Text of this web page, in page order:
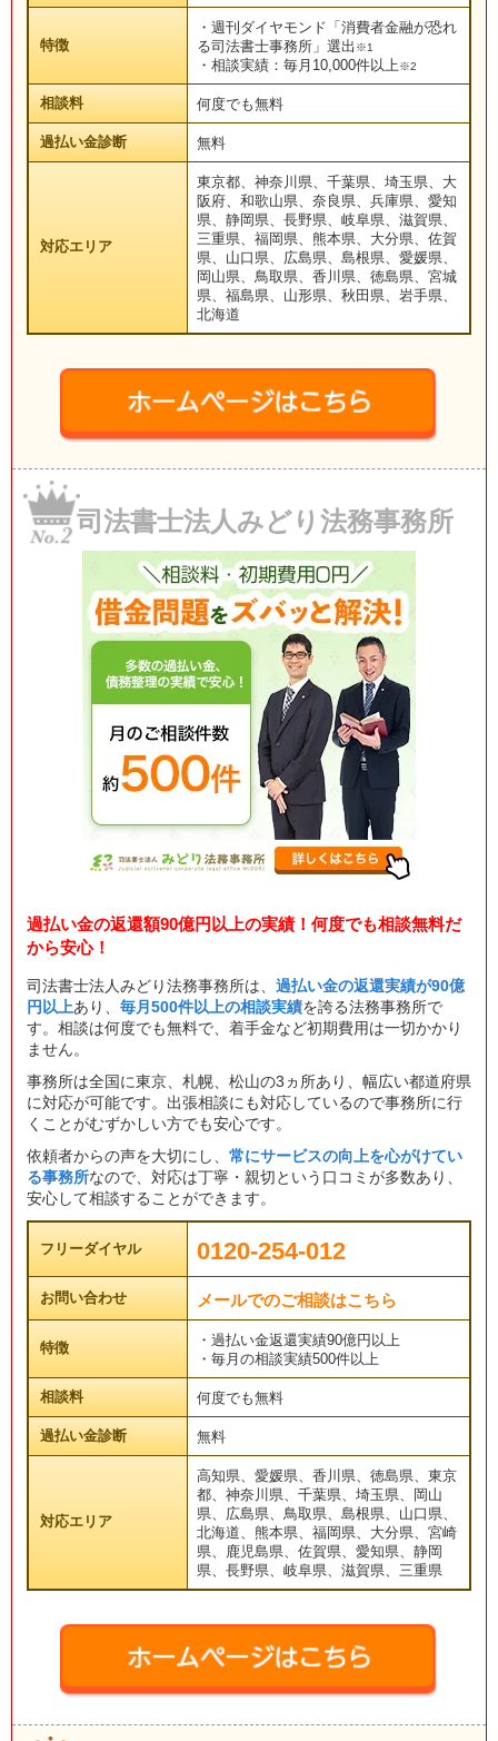
特徴
・週刊ダイヤモンド「消費者金融が恐れ
る司法書士事務所」選出 ※1
・相談実績：毎月10,000件以上※2
相談料 何度でも無料
過払い金診断 無料
対応エリア
東京都、神奈川県、千葉県、埼玉県、大
阪府、和歌山県、奈良県、兵庫県、愛知
県、静岡県、長野県、岐阜県、滋賀県、
三重県、福岡県、熊本県、大分県、佐賀
県、山口県、広島県、島根県、愛媛県、
岡山県、鳥取県、香川県、徳島県、宮城
県、福島県、山形県、秋田県、岩手県、
北海道
司法書士法人みどり法務事務所
過払い金の返還額90億円以上の実績！何度でも相談無料だ
から安心！
司法書士法人みどり法務事務所は、 過払い金の返還実績が90億
円以上あり、 毎月500件以上の相談実績を誇る法務事務所で
す。相談は何度でも無料で、着手金など初期費用は一切かかり
ません。
事務所は全国に東京、札幌、松山の3ヵ所あり、幅広い都道府県
に対応が可能です。出張相談にも対応しているので事務所に行
くことがむずかしい方でも安心です。
依頼者からの声を大切にし、 常にサービスの向上を心がけてい
る事務所なので、対応は丁寧・親切という口コミが多数あり、
安心して相談することができます。
フリーダイヤル 0120-254-012
お問い合わせ メールでのご相談はこちら
特徴
・過払い金返還実績90億円以上
・毎月の相談実績500件以上
相談料 何度でも無料
過払い金診断 無料
対応エリア
高知県、愛媛県、香川県、徳島県、東京
都、神奈川県、千葉県、埼玉県、岡山
県、広島県、鳥取県、島根県、山口県、
北海道、熊本県、福岡県、大分県、宮崎
県、鹿児島県、佐賀県、愛知県、静岡
県、長野県、岐阜県、滋賀県、三重県